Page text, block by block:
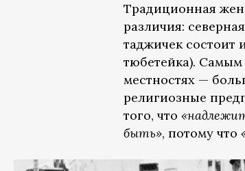
Традиционная
различия:
таджичек состоит
тюбетейка).
местностях —
религиозные
того, что
быть», потому что